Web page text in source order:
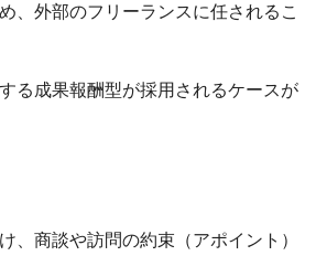
、外部のフリーランスに任されるこ
る成果報酬型が採用されるケースが
、商談や訪問の約束（アポイント）